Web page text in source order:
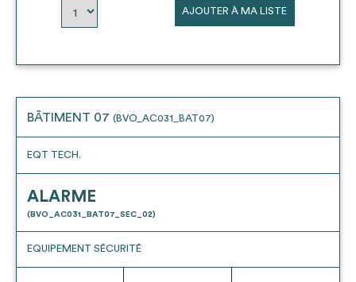
AJOUTER À MA LISTE
BÂTIMENT 07 (BVO_AC031_BAT07)
EQT TECH.
ALARME
(BVO_AC031_BAT07_SEC_02)
EQUIPEMENT SÉCURITÉ